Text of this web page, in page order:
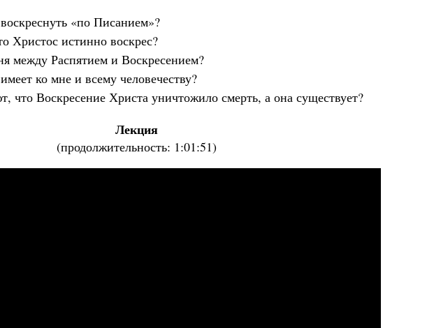
«по Писанием»?
Христос истинно воскрес?
между Распятием и Воскресением?
ко мне и всему человечеству?
что Воскресение Христа уничтожило смерть, а она существует?
Лекция
(продолжительность: 1:01:51)
Как найти своё место в жизни
Кирилл Мурышев
Великомученик Георгий Победоносец. Научись у